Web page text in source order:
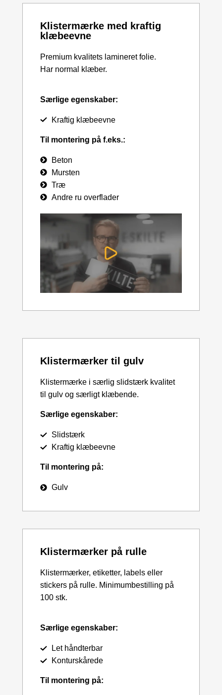
Klistermærke med kraftig
klæbeevne
Premium kvalitets lamineret folie.
Har normal klæber.
Særlige egenskaber:
Kraftig klæbeevne
Til montering på f.eks.:
Beton
Mursten
Træ
Andre ru overflader
Klistermærker til gulv
Klistermærke i særlig slidstærk kvalitet
til gulv og særligt klæbende.
Særlige egenskaber:
Slidstærk
Kraftig klæbeevne
Til montering på:
Gulv
Klistermærker på rulle
Klistermærker, etiketter, labels eller
stickers på rulle. Minimumbestilling på
100 stk.
Særlige egenskaber:
Let håndterbar
Konturskårede
Til montering på: